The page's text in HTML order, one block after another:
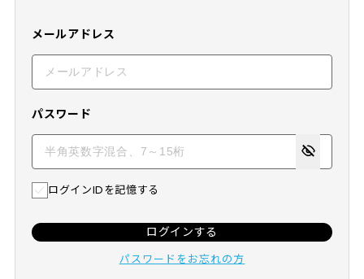
メールアドレス
パスワード
ログインIDを記憶する
ログインする
パスワードをお忘れの方